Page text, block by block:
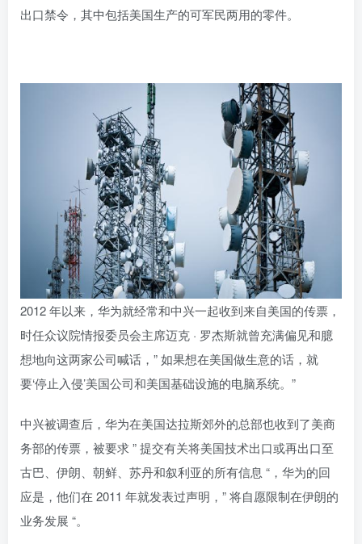
出口禁令，其中包括美国生产的可军民两用的零件。
2012 年以来，华为就经常和中兴一起收到来自美国的传票，
时任众议院情报委员会主席迈克 · 罗杰斯就曾充满偏见和臆
想地向这两家公司喊话，” 如果想在美国做生意的话，就
要‘停止入侵’美国公司和美国基础设施的电脑系统。”
中兴被调查后，华为在美国达拉斯郊外的总部也收到了美商
务部的传票，被要求 ” 提交有关将美国技术出口或再出口至
古巴、伊朗、朝鲜、苏丹和叙利亚的所有信息 “，华为的回
应是，他们在 2011 年就发表过声明，” 将自愿限制在伊朗的
业务发展 “。